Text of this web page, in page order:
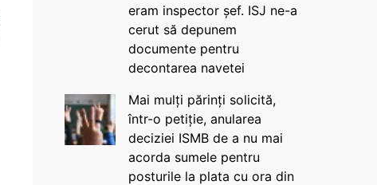
eram inspector șef. ISJ ne-a
cerut să depunem
documente pentru
decontarea navetei
Mai mulți părinți solicită,
într-o petiție, anularea
deciziei ISMB de a nu mai
acorda sumele pentru
posturile la plata cu ora din